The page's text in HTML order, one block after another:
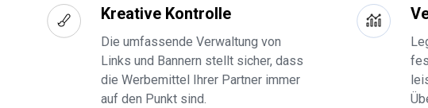
Kreative Kontrolle
Die umfassende Verwaltung von
Links und Bannern stellt sicher, dass
die Werbemittel Ihrer Partner immer
auf den Punkt sind.